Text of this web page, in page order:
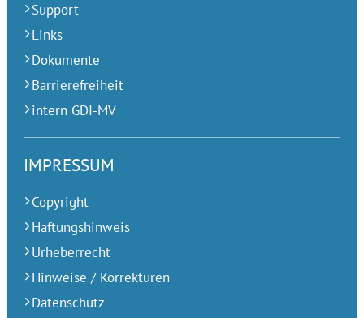
Support
Links
Dokumente
Barrierefreiheit
intern GDI-MV
IMPRESSUM
Copyright
Haftungshinweis
Urheberrecht
Hinweise / Korrekturen
Datenschutz